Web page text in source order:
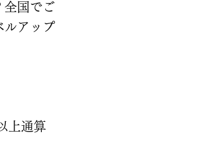
全国でご
ルアップ
上通算